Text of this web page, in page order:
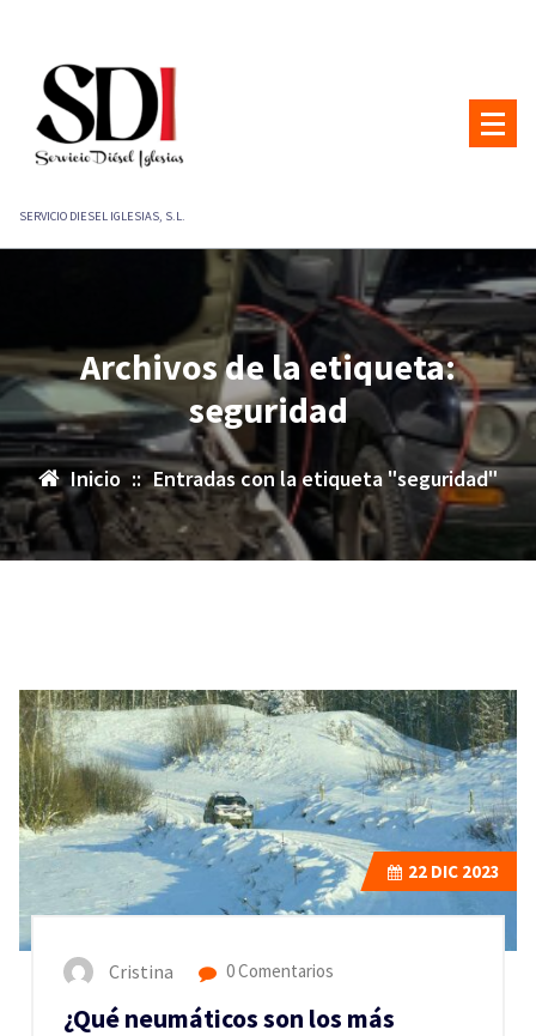
contenido
SERVICIO DIESEL IGLESIAS, S.L.
Archivos de la etiqueta:
seguridad
Inicio :: Entradas con la etiqueta "seguridad"
22 DIC 2023
Cristina 0 Comentarios
¿Qué neumáticos son los más